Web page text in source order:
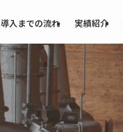
導入までの流れ 実績紹介